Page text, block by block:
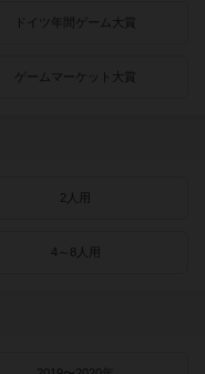
ドイツ年間ゲーム大賞
ゲームマーケット大賞
2人用
4～8人用